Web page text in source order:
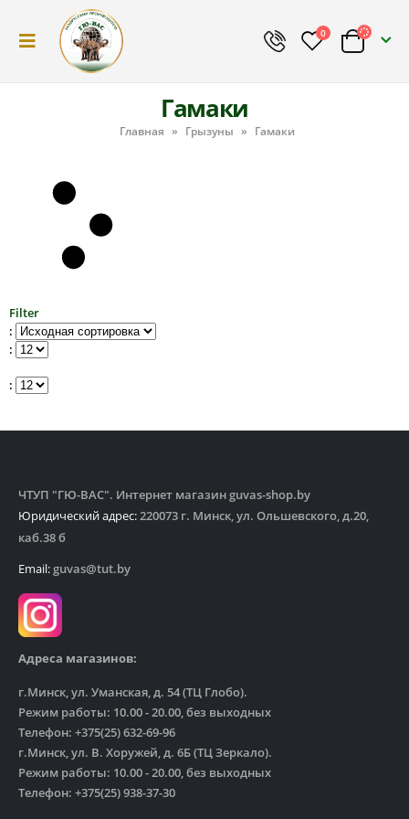
0
Гамаки
Главная » Грызуны » Гамаки
Filter
:
:
:
ЧТУП "ГЮ-ВАС". Интернет магазин guvas-shop.by
Юридический адрес:220073 г. Минск, ул. Ольшевского, д.20,
каб.38 б
Email:guvas@tut.by
Адреса магазинов:
г.Минск, ул. Уманская, д. 54 (ТЦ Глобо).
Режим работы: 10.00 - 20.00, без выходных
Телефон: +375(25) 632-69-96
г.Минск, ул. В. Хоружей, д. 6Б (ТЦ Зеркало).
Режим работы: 10.00 - 20.00, без выходных
Телефон: +375(25) 938-37-30